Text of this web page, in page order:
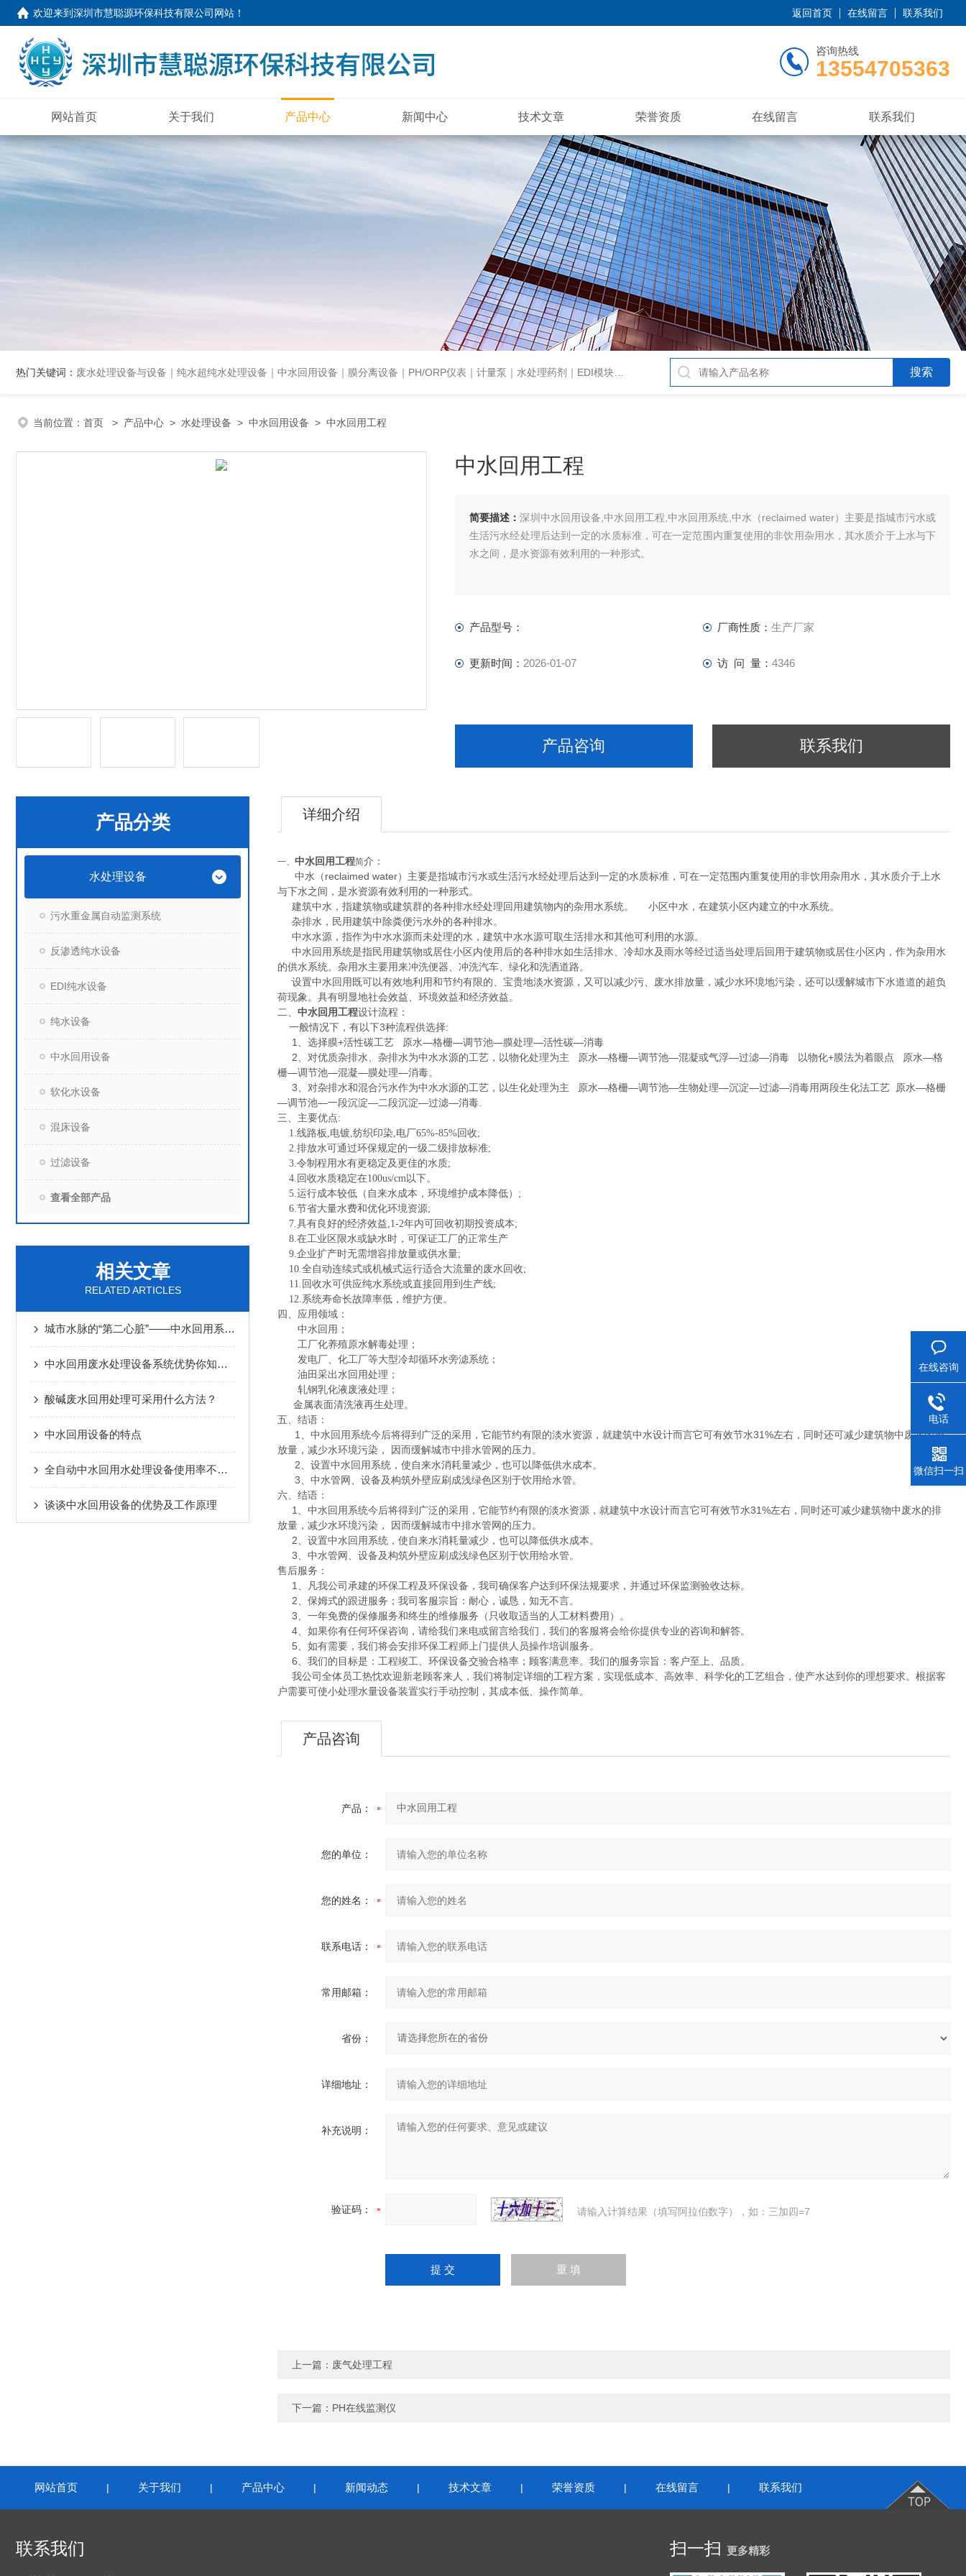
欢迎来到深圳市慧聪源环保科技有限公司网站 ！ 返回首页 在线留言 联系我们
咨询热线
13554705363
网站首页 关于我们 产品中心 新闻中心 技术文章 荣誉资质 在线留言 联系我们
热门关键词： 废水处理设备与设备｜纯水超纯水处理设备｜中水回用设备｜膜分离设备｜PH/ORP仪表｜计量泵｜水处理药剂｜EDI模块代理｜EDI模块维修
当前位置： 首页 > 产品中心 > 水处理设备 > 中水回用设备 > 中水回用工程
中水回用工程
简要描述：深圳中水回用设备,中水回用工程,中水回用系统,中水（reclaimed water）主要是指城市污水或
生活污水经处理后达到一定的水质标准，可在一定范围内重复使用的非饮用杂用水，其水质介于上水与下
水之间，是水资源有效利用的一种形式。
产品型号： 厂商性质： 生产厂家
更新时间： 2026-01-07 访 问 量： 4346
产品咨询 联系我们
产品分类
水处理设备
污水重金属自动监测系统
反渗透纯水设备
EDI纯水设备
纯水设备
中水回用设备
软化水设备
混床设备
过滤设备
查看全部产品
相关文章
RELATED ARTICLES
城市水脉的“第二心脏”——中水回用系统构建水资源循环新范式
中水回用废水处理设备系统优势你知道哪些？
酸碱废水回用处理可采用什么方法？
中水回用设备的特点
全自动中水回用水处理设备使用率不高的原因？
谈谈中水回用设备的优势及工作原理
详细介绍
一、 中水回用工程简介：
中水（reclaimed water）主要是指城市污水或生活污水经处理后达到一定的水质标准，可在一定范围内重复使用的非饮用杂用水，其水质介于上水
与下水之间，是水资源有效利用的一种形式。
建筑中水，指建筑物或建筑群的各种排水经处理回用建筑物内的杂用水系统。 小区中水，在建筑小区内建立的中水系统。
杂排水，民用建筑中除粪便污水外的各种排水。
中水水源，指作为中水水源而未处理的水，建筑中水水源可取生活排水和其他可利用的水源。
中水回用系统是指民用建筑物或居住小区内使用后的各种排水如生活排水、冷却水及雨水等经过适当处理后回用于建筑物或居住小区内，作为杂用水
的供水系统。杂用水主要用来冲洗便器、冲洗汽车、绿化和洗洒道路。
设置中水回用既可以有效地利用和节约有限的、宝贵地淡水资源，又可以减少污、废水排放量，减少水环境地污染，还可以缓解城市下水道道的超负
荷现象。具有明显地社会效益、环境效益和经济效益。
二、 中水回用工程设计流程：
一般情况下，有以下3种流程供选择:
1、选择膜+活性碳工艺 原水—格栅—调节池—膜处理—活性碳—消毒
2、对优质杂排水、杂排水为中水水源的工艺，以物化处理为主 原水—格栅—调节池—混凝或气浮—过滤—消毒 以物化+膜法为着眼点 原水—格
栅—调节池—混凝—膜处理—消毒。
3、对杂排水和混合污水作为中水水源的工艺，以生化处理为主 原水—格栅—调节池—生物处理—沉淀—过滤—消毒用两段生化法工艺 原水—格栅
—调节池—一段沉淀—二段沉淀—过滤—消毒.
三、主要优点:
1.线路板,电镀,纺织印染,电厂65%-85%回收;
2.排放水可通过环保规定的一级二级排放标准;
3.令制程用水有更稳定及更佳的水质;
4.回收水质稳定在100us/cm以下。
5.运行成本较低（自来水成本，环境维护成本降低）;
6.节省大量水费和优化环境资源;
7.具有良好的经济效益,1-2年内可回收初期投资成本;
8.在工业区限水或缺水时，可保证工厂的正常生产
9.企业扩产时无需增容排放量或供水量;
10.全自动连续式或机械式运行适合大流量的废水回收;
11.回收水可供应纯水系统或直接回用到生产线;
12.系统寿命长故障率低，维护方便。
四、应用领域：
中水回用；
工厂化养殖原水解毒处理；
发电厂、化工厂等大型冷却循环水旁滤系统；
油田采出水回用处理；
轧钢乳化液废液处理；
金属表面清洗液再生处理。
五、结语：
1、中水回用系统今后将得到广泛的采用，它能节约有限的淡水资源，就建筑中水设计而言它可有效节水31%左右，同时还可减少建筑物中废水的排
放量，减少水环境污染， 因而缓解城市中排水管网的压力。
2、设置中水回用系统，使自来水消耗量减少，也可以降低供水成本。
3、中水管网、设备及构筑外壁应刷成浅绿色区别于饮用给水管。
六、结语：
1、中水回用系统今后将得到广泛的采用，它能节约有限的淡水资源，就建筑中水设计而言它可有效节水31%左右，同时还可减少建筑物中废水的排
放量，减少水环境污染， 因而缓解城市中排水管网的压力。
2、设置中水回用系统，使自来水消耗量减少，也可以降低供水成本。
3、中水管网、设备及构筑外壁应刷成浅绿色区别于饮用给水管。
售后服务：
1、凡我公司承建的环保工程及环保设备，我司确保客户达到环保法规要求，并通过环保监测验收达标。
2、保姆式的跟进服务；我司客服宗旨：耐心，诚恳，知无不言。
3、一年免费的保修服务和终生的维修服务（只收取适当的人工材料费用）。
4、如果你有任何环保咨询，请给我们来电或留言给我们，我们的客服将会给你提供专业的咨询和解答。
5、如有需要，我们将会安排环保工程师上门提供人员操作培训服务。
6、我们的目标是：工程竣工、环保设备交验合格率；顾客满意率。我们的服务宗旨：客户至上、品质。
我公司全体员工热忱欢迎新老顾客来人，我们将制定详细的工程方案，实现低成本、高效率、科学化的工艺组合，使产水达到你的理想要求。根据客
户需要可使小处理水量设备装置实行手动控制，其成本低、操作简单。
产品咨询
产品：
您的单位：
您的姓名：
联系电话：
常用邮箱：
省份：
详细地址：
补充说明：
验证码： 请输入计算结果（填写阿拉伯数字），如：三加四=7
上一篇： 废气处理工程
下一篇： PH在线监测仪
网站首页 | 关于我们 | 产品中心 | 新闻动态 | 技术文章 | 荣誉资质 | 在线留言 | 联系我们
联系我们 扫一扫 更多精彩
在线咨询
电话
微信扫一扫